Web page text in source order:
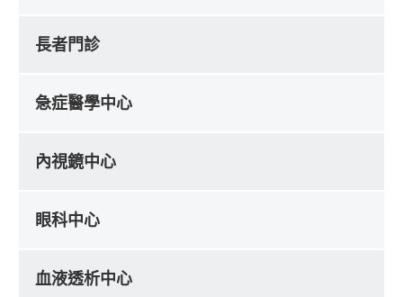
長者門診
急症醫學中心
內視鏡中心
眼科中心
血液透析中心